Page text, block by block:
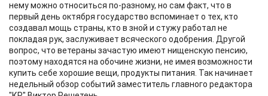
нему можно относиться по-разному, но сам факт, что в
первый день октября государство вспоминает о тех, кто
создавал мощь страны, кто в зной и стужу работал не
покладая рук, заслуживает всяческого одобрения. Другой
вопрос, что ветераны зачастую имеют нищенскую пенсию,
поэтому находятся на обочине жизни, не имея возможности
купить себе хорошие вещи, продукты питания. Так начинает
недельный обзор событий заместитель главного редактора